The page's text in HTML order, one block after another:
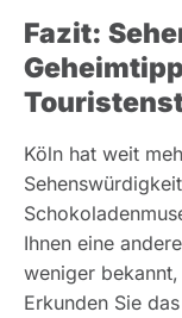
Fazit:
Köln hat weit
Ihnen eine
weniger
Erkunden Sie das